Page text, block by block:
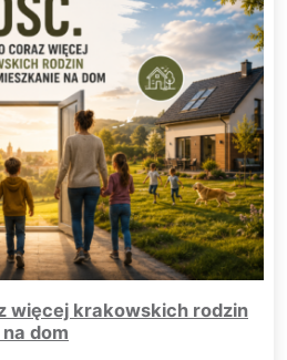
więcej krakowskich rodzin
dom